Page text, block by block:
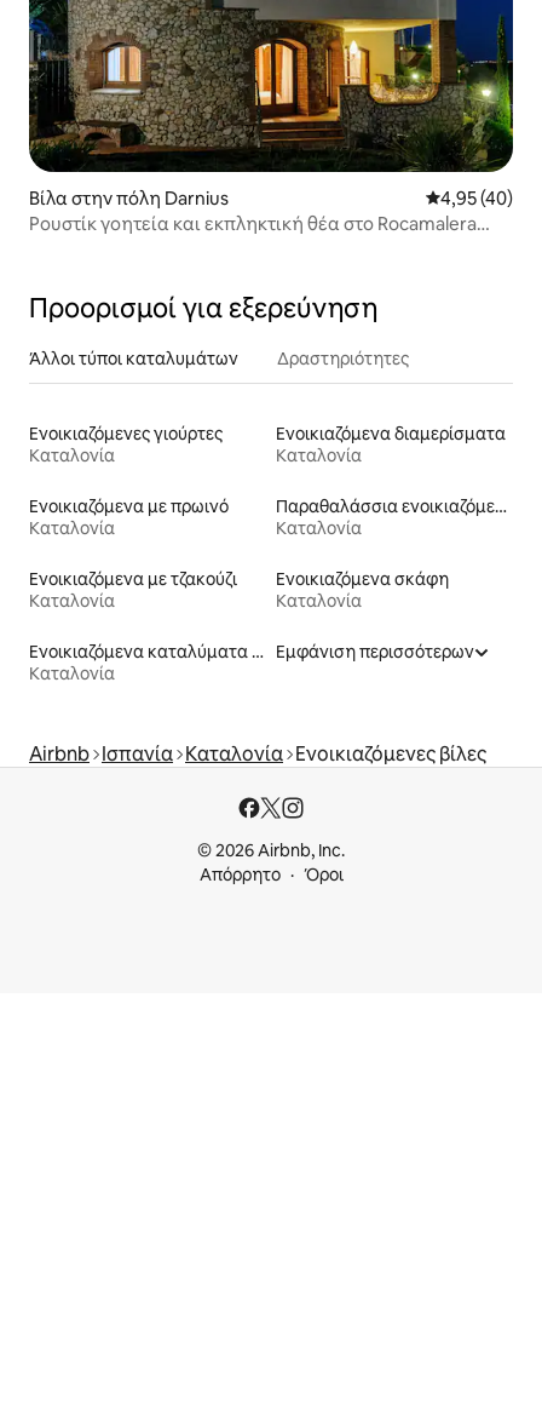
Βίλα στην πόλη Darnius Μέση
4,95 (40)
Ρουστίκ γοητεία και εκπληκτική θέα στο Rocamalera
Προορισμοί για εξερεύνηση
Άλλοι τύποι καταλυμάτων Δραστηριότητες
Ενοικιαζόμενες γιούρτες
Καταλονία
Ενοικιαζόμενα διαμερίσματα
Καταλονία
Ενοικιαζόμενα με πρωινό
Καταλονία
Παραθαλάσσια ενοικιαζόμενα
Καταλονία
Ενοικιαζόμενα με τζακούζι
Καταλονία
Ενοικιαζόμενα σκάφη
Καταλονία
Ενοικιαζόμενα καταλύματα σε φάρμα
Καταλονία
Εμφάνιση περισσότερων
Airbnb Ισπανία Καταλονία Ενοικιαζόμενες βίλες
© 2026 Airbnb, Inc.
Απόρρητο
Όροι